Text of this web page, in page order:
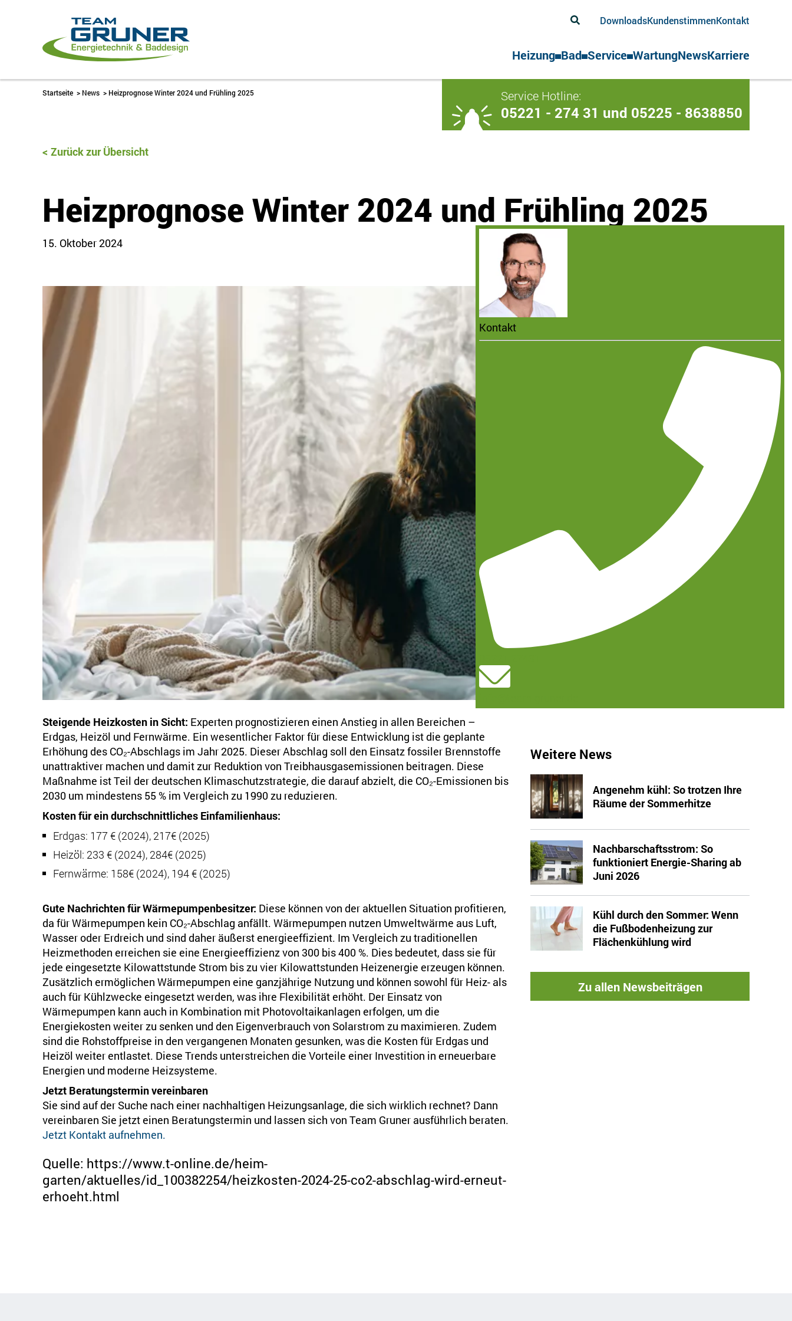
Kontakt
Service Hotline:
05221 - 274 31 und 05225 - 8638850
DownloadsKundenstimmenKontakt
Heizung Bad Service WartungNewsKarriere
Startseite > News > Heizprognose Winter 2024 und Frühling 2025
Zurück zur Übersicht
Heizprognose Winter 2024 und Frühling 2025
15. Oktober 2024
Steigende Heizkosten in Sicht: Experten prognostizieren einen Anstieg in allen Bereichen –
Erdgas, Heizöl und Fernwärme. Ein wesentlicher Faktor für diese Entwicklung ist die geplante
Erhöhung des CO₂-Abschlags im Jahr 2025. Dieser Abschlag soll den Einsatz fossiler Brennstoffe
unattraktiver machen und damit zur Reduktion von Treibhausgasemissionen beitragen. Diese
Maßnahme ist Teil der deutschen Klimaschutzstrategie, die darauf abzielt, die CO₂-Emissionen bis
2030 um mindestens 55 % im Vergleich zu 1990 zu reduzieren.
Kosten für ein durchschnittliches Einfamilienhaus:
Erdgas: 177 € (2024), 217€ (2025)
Heizöl: 233 € (2024), 284€ (2025)
Fernwärme: 158€ (2024), 194 € (2025)
Gute Nachrichten für Wärmepumpenbesitzer: Diese können von der aktuellen Situation profitieren,
da für Wärmepumpen kein CO₂-Abschlag anfällt. Wärmepumpen nutzen Umweltwärme aus Luft,
Wasser oder Erdreich und sind daher äußerst energieeffizient. Im Vergleich zu traditionellen
Heizmethoden erreichen sie eine Energieeffizienz von 300 bis 400 %. Dies bedeutet, dass sie für
jede eingesetzte Kilowattstunde Strom bis zu vier Kilowattstunden Heizenergie erzeugen können.
Zusätzlich ermöglichen Wärmepumpen eine ganzjährige Nutzung und können sowohl für Heiz- als
auch für Kühlzwecke eingesetzt werden, was ihre Flexibilität erhöht. Der Einsatz von
Wärmepumpen kann auch in Kombination mit Photovoltaikanlagen erfolgen, um die
Energiekosten weiter zu senken und den Eigenverbrauch von Solarstrom zu maximieren. Zudem
sind die Rohstoffpreise in den vergangenen Monaten gesunken, was die Kosten für Erdgas und
Heizöl weiter entlastet. Diese Trends unterstreichen die Vorteile einer Investition in erneuerbare
Energien und moderne Heizsysteme.
Jetzt Beratungstermin vereinbaren
Sie sind auf der Suche nach einer nachhaltigen Heizungsanlage, die sich wirklich rechnet? Dann
vereinbaren Sie jetzt einen Beratungstermin und lassen sich von Team Gruner ausführlich beraten.
Jetzt Kontakt aufnehmen.
Quelle: https://www.t-online.de/heim-
garten/aktuelles/id_100382254/heizkosten-2024-25-co2-abschlag-wird-erneut-
erhoeht.html
Weitere News
Angenehm kühl: So trotzen Ihre
Räume der Sommerhitze
Nachbarschaftsstrom: So
funktioniert Energie-Sharing ab
Juni 2026
Kühl durch den Sommer: Wenn
die Fußbodenheizung zur
Flächenkühlung wird
Zu allen Newsbeiträgen